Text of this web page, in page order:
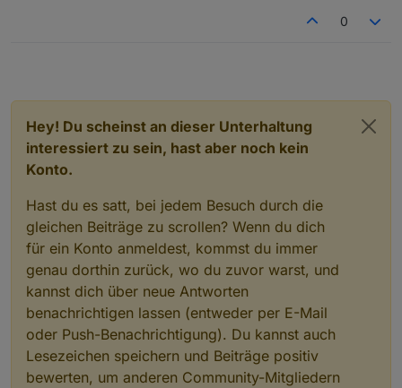
0
Hey! Du scheinst an dieser Unterhaltung
interessiert zu sein, hast aber noch kein
Konto.
Hast du es satt, bei jedem Besuch durch die
gleichen Beiträge zu scrollen? Wenn du dich
für ein Konto anmeldest, kommst du immer
genau dorthin zurück, wo du zuvor warst, und
kannst dich über neue Antworten
benachrichtigen lassen (entweder per E-Mail
oder Push-Benachrichtigung). Du kannst auch
Lesezeichen speichern und Beiträge positiv
bewerten, um anderen Community-Mitgliedern